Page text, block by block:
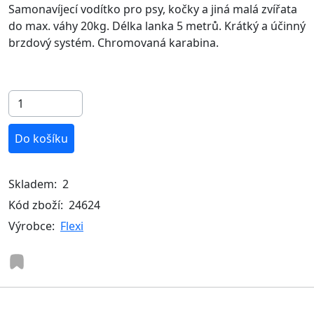
Samonavíjecí vodítko pro psy, kočky a jiná malá zvířata
do max. váhy 20kg. Délka lanka 5 metrů. Krátký a účinný
brzdový systém. Chromovaná karabina.
Do košíku
Skladem: 2
Kód zboží: 24624
Výrobce: Flexi